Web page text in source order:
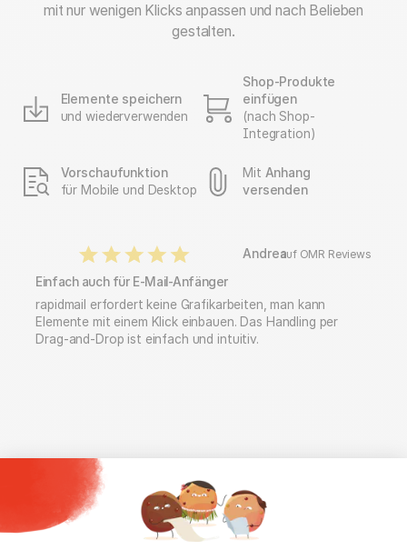
mit nur wenigen Klicks anpassen und nach Belieben
gestalten.
Elemente speichern
und wiederverwenden
Shop-Produkte
einfügen
(nach Shop-
Integration)
Vorschaufunktion
für Mobile und Desktop
Mit Anhang
versenden
Andreaauf OMR Reviews
Einfach auch für E-Mail-Anfänger
rapidmail erfordert keine Grafikarbeiten, man kann
Elemente mit einem Klick einbauen. Das Handling per
Drag-and-Drop ist einfach und intuitiv.